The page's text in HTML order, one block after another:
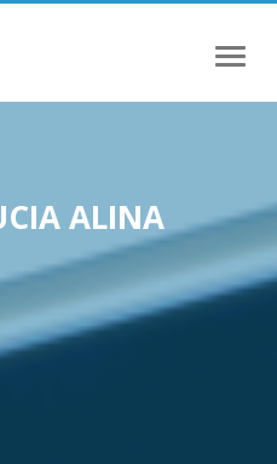
Meniu
ALINA